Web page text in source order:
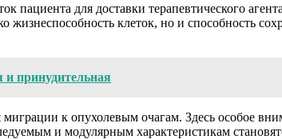
пациента для доставки терапевтического
жизнеспособность клеток, но и способность
и принудительная
к опухолевым очагам. Здесь особое
и модулярным характеристикам